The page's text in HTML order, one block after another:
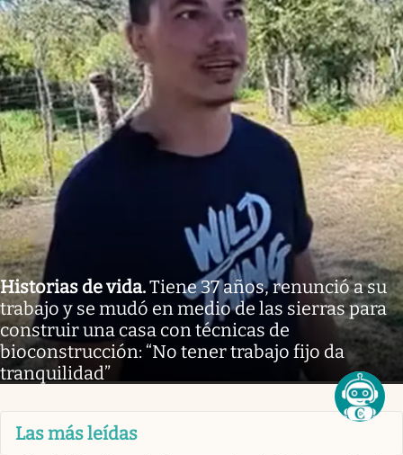
Historias de vida.Tiene 37 años, renunció a su
trabajo y se mudó en medio de las sierras para
construir una casa con técnicas de
bioconstrucción: “No tener trabajo fijo da
tranquilidad”
Las más leídas